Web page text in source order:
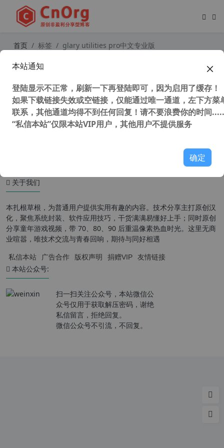
首页 标签 glary utilities pro中文专业版
Glary Utilities Pro v5.206.0.237 顶级
关于我们
本扎根草根，为普通用户提供实用有趣的内容。技术分享主打原创汉
化，聚焦系统封装、软件应用技巧，干货满满易懂好上手；同时原创
分享童年游戏视频，带 70、80、90 后重温像素热血时光。这里无商
业喧嚣，唯技术交流与青春回响，期待与同好相遇
私信本站 广告合作 版权声明 捐赠VIP 友情链接
本站公众号:
扫一扫关注公众号，本站微信公
众号仅用于获取解压密码，谢绝
私信留言，拒绝回复。
微信公众号不引流，不回复。
本站通知
登陆显示不正常，刷新一下再登陆即可，因为启用了缓存！
如果下载链接失效或空链接，仅能通过唯一通道，左下方菜
联系，其他通道均得不到任何回复！请不要浪费你的时间
“私信本站”仅限本站VIP用户，其他用户不提供服务
确定